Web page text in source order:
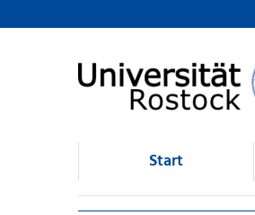
Browsen
direkt zum Inhalt
Start